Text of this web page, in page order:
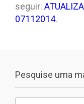
seguir:
07112014.
Pesquise uma